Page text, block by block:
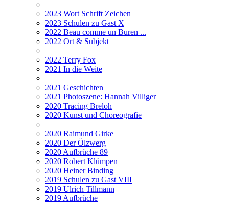
2023 Wort Schrift Zeichen
2023 Schulen zu Gast X
2022 Beau comme un Buren ...
2022 Ort & Subjekt
2022 Terry Fox
2021 In die Weite
2021 Geschichten
2021 Photoszene: Hannah Villiger
2020 Tracing Breloh
2020 Kunst und Choreografie
2020 Raimund Girke
2020 Der Ölzwerg
2020 Aufbrüche 89
2020 Robert Klümpen
2020 Heiner Binding
2019 Schulen zu Gast VIII
2019 Ulrich Tillmann
2019 Aufbrüche